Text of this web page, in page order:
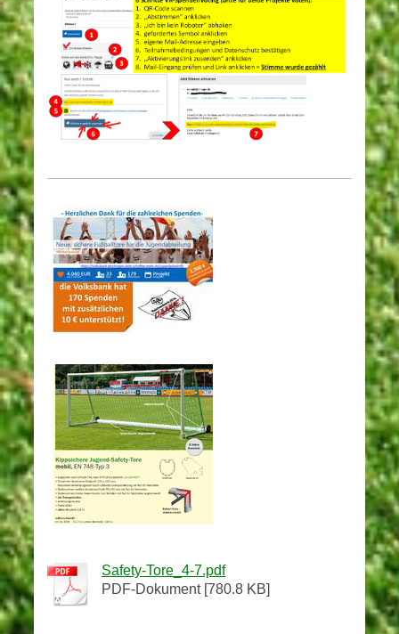
Safety-Tore_4-7.pdf
PDF-Dokument [780.8 KB]